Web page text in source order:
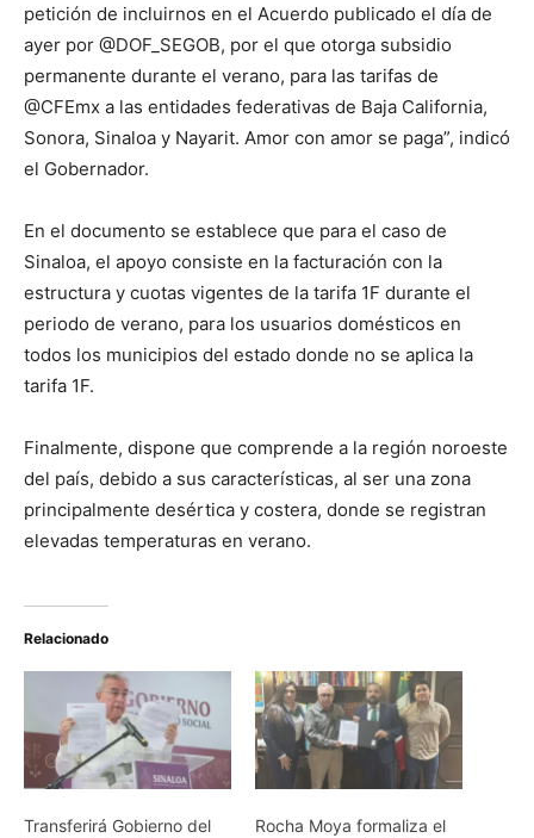
petición de incluirnos en el Acuerdo publicado el día de
ayer por @DOF_SEGOB, por el que otorga subsidio
permanente durante el verano, para las tarifas de
@CFEmx a las entidades federativas de Baja California,
Sonora, Sinaloa y Nayarit. Amor con amor se paga”, indicó
el Gobernador.
En el documento se establece que para el caso de
Sinaloa, el apoyo consiste en la facturación con la
estructura y cuotas vigentes de la tarifa 1F durante el
periodo de verano, para los usuarios domésticos en
todos los municipios del estado donde no se aplica la
tarifa 1F.
Finalmente, dispone que comprende a la región noroeste
del país, debido a sus características, al ser una zona
principalmente desértica y costera, donde se registran
elevadas temperaturas en verano.
Relacionado
Transferirá Gobierno del
Rocha Moya formaliza el